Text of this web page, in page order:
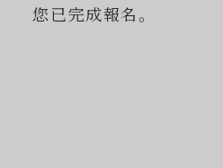
您已完成報名。